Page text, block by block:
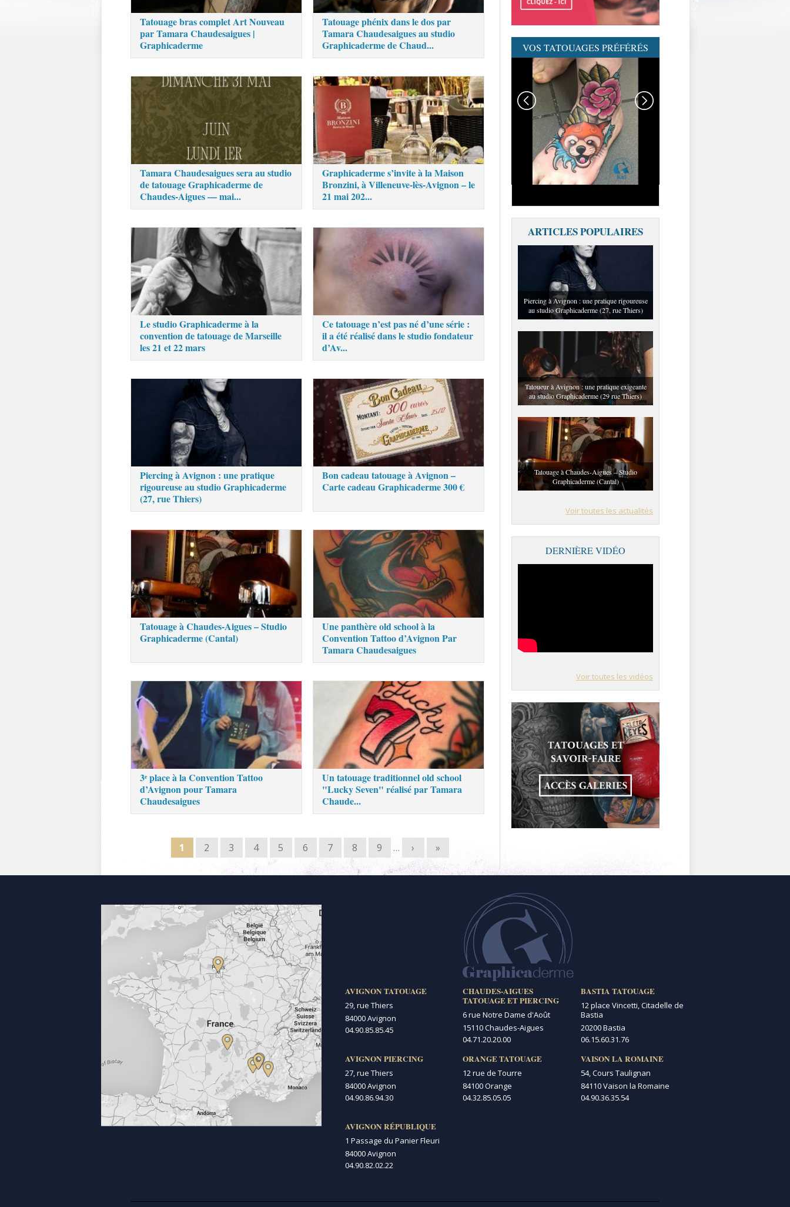
Tatouage bras complet Art Nouveau
par Tamara Chaudesaigues |
Graphicaderme
Tatouage phénix dans le dos par
Tamara Chaudesaigues au studio
Graphicaderme de Chaud...
Tamara Chaudesaigues sera au studio
de tatouage Graphicaderme de
Chaudes-Aigues — mai...
Graphicaderme s’invite à la Maison
Bronzini, à Villeneuve-lès-Avignon – le
21 mai 202...
Le studio Graphicaderme à la
convention de tatouage de Marseille
les 21 et 22 mars
Ce tatouage n’est pas né d’une série :
il a été réalisé dans le studio fondateur
d’Av...
Piercing à Avignon : une pratique
rigoureuse au studio Graphicaderme
(27, rue Thiers)
Bon cadeau tatouage à Avignon –
Carte cadeau Graphicaderme 300 €
Tatouage à Chaudes-Aigues – Studio
Graphicaderme (Cantal)
Une panthère old school à la
Convention Tattoo d’Avignon Par
Tamara Chaudesaigues
3ᵉ place à la Convention Tattoo
d’Avignon pour Tamara
Chaudesaigues
Un tatouage traditionnel old school
"Lucky Seven" réalisé par Tamara
Chaude...
1 2 3 4 5 6 7 8 9 … › »
VOS TATOUAGES PRÉFÉRÉS
GRAPHICADERME-
TATOUAGENEOTRAD-
NEOTRAD-AVIGNON-
MEILLEURSTATOUEURS
ARTICLES POPULAIRES
Piercing à Avignon : une pratique rigoureuse
au studio Graphicaderme (27, rue Thiers)
Tatoueur à Avignon : une pratique exigeante
au studio Graphicaderme (29 rue Thiers)
Tatouage à Chaudes-Aigues – Studio
Graphicaderme (Cantal)
Voir toutes les actualités
DERNIÈRE VIDÉO
Voir toutes les vidéos
AVIGNON TATOUAGE
29, rue Thiers
84000 Avignon
04.90.85.85.45
AVIGNON PIERCING
27, rue Thiers
84000 Avignon
04.90.86.94.30
AVIGNON RÉPUBLIQUE
1 Passage du Panier Fleuri
84000 Avignon
04.90.82.02.22
CHAUDES-AIGUES
TATOUAGE ET PIERCING
6 rue Notre Dame d'Août
15110 Chaudes-Aigues
04.71.20.20.00
ORANGE TATOUAGE
12 rue de Tourre
84100 Orange
04.32.85.05.05
BASTIA TATOUAGE
12 place Vincetti, Citadelle de
Bastia
20200 Bastia
06.15.60.31.76
VAISON LA ROMAINE
54, Cours Taulignan
84110 Vaison la Romaine
04.90.36.35.54